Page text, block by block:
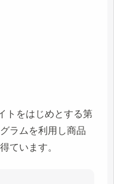
トをはじめとする第
ラムを利用し商品
ています。